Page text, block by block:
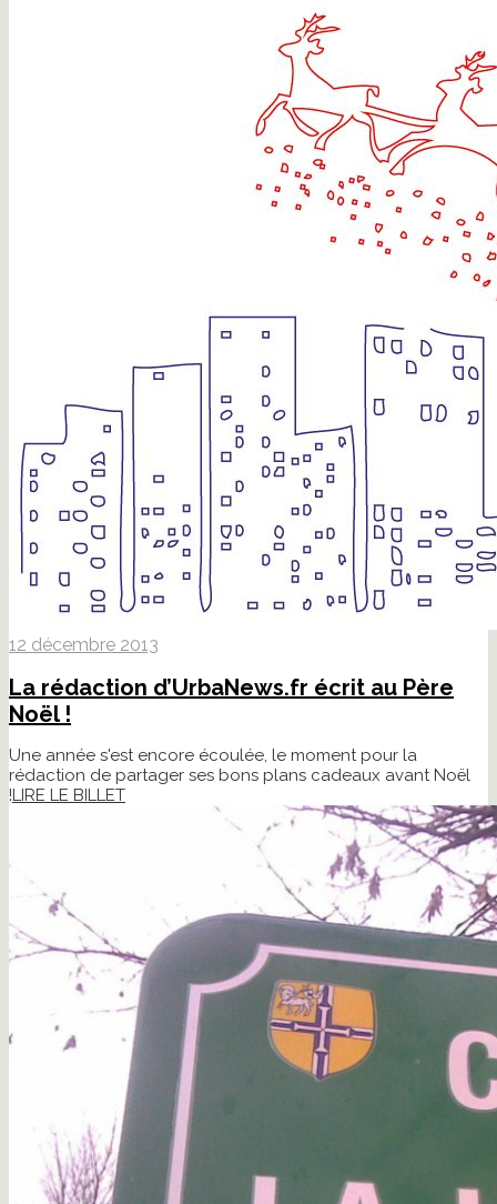
12 décembre 2013
La rédaction d’UrbaNews.fr écrit au Père
Noël !
Une année s'est encore écoulée, le moment pour la
rédaction de partager ses bons plans cadeaux avant Noël
!LIRE LE BILLET